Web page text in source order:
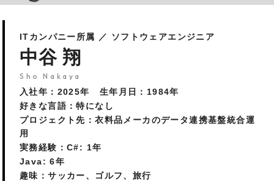
ITカンパニー所属 ／ ソフトウェアエンジニア
中谷 翔
Sho Nakaya
入社年：2025年 生年月日：1984年
好きな言語：特になし
プロジェクト先：衣料品メーカのデータ連携基盤統合運
用
実務経験：C#: 1年
Java: 6年
趣味：サッカー、ゴルフ、旅行